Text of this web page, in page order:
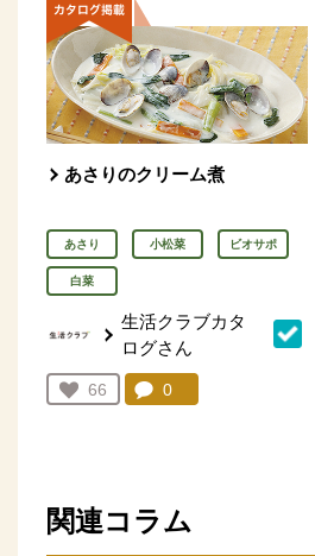
あさりのクリーム煮
あさり 小松菜 ビオサポ
白菜
生活クラブカタ
ログさん
お気に入り登録：
66
人が登録
コメント：
0
関連コラム